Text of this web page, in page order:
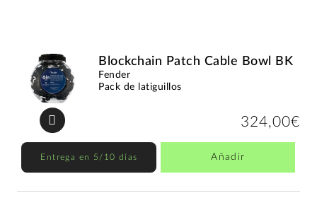
Blockchain Patch Cable Bowl BK
Fender
Pack de latiguillos
324,00€
Entrega en 5/10 días Añadir